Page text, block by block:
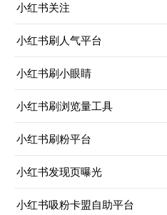
小红书关注
小红书刷人气平台
小红书刷小眼睛
小红书刷浏览量工具
小红书刷粉平台
小红书发现页曝光
小红书吸粉卡盟自助平台